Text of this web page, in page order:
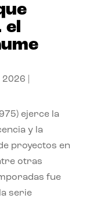
el
2026
ejerce la
y la
proyectos en
otras
fue
serie